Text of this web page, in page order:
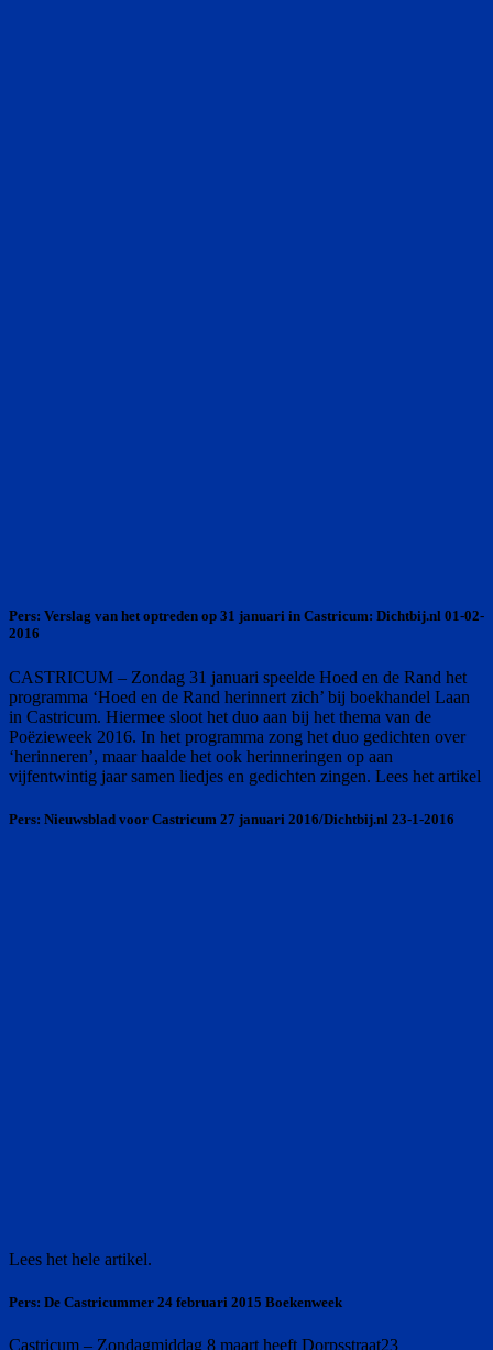
Pers: Verslag van het optreden op 31 januari in Castricum: Dichtbij.nl 01-02-
2016
CASTRICUM – Zondag 31 januari speelde Hoed en de Rand het
programma ‘Hoed en de Rand herinnert zich’ bij boekhandel Laan
in Castricum. Hiermee sloot het duo aan bij het thema van de
Poëzieweek 2016. In het programma zong het duo gedichten over
‘herinneren’, maar haalde het ook herinneringen op aan
vijfentwintig jaar samen liedjes en gedichten zingen. Lees het artikel
Pers: Nieuwsblad voor Castricum 27 januari 2016/Dichtbij.nl 23-1-2016
Lees het hele artikel.
Pers: De Castricummer 24 februari 2015 Boekenweek
Castricum – Zondagmiddag 8 maart heeft Dorpsstraat23